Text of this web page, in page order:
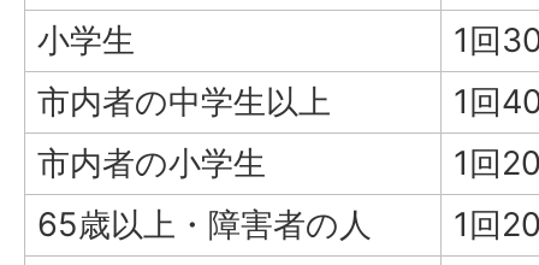
小学生
1回
市内者の中学生以上
1回
市内者の小学生
1回
65歳以上・障害者の人
1回